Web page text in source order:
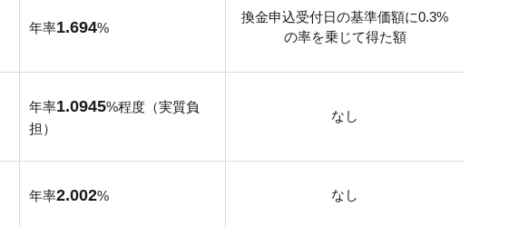
年率1.694%
換金申込受付日の基準価額に0.3%
の率を乗じて得た額
年率1.0945%程度（実質負
担）
なし
年率2.002% なし